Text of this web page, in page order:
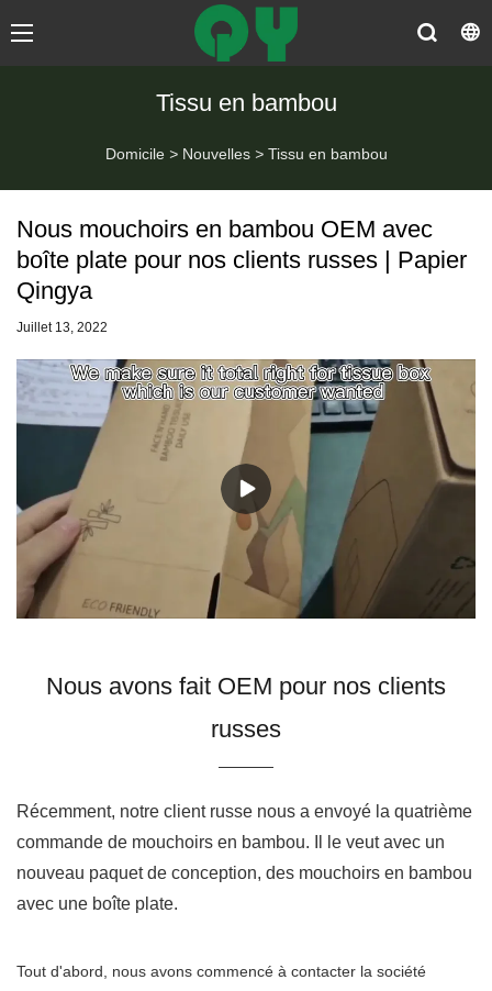
Tissu en bambou
Domicile > Nouvelles > Tissu en bambou
Nous mouchoirs en bambou OEM avec
boîte plate pour nos clients russes | Papier
Qingya
Juillet 13, 2022
Nous avons fait OEM pour nos clients
russes
Récemment, notre client russe nous a envoyé la quatrième
commande de mouchoirs en bambou. Il le veut avec un
nouveau paquet de conception, des mouchoirs en bambou
avec une boîte plate.
Tout d'abord, nous avons commencé à contacter la société